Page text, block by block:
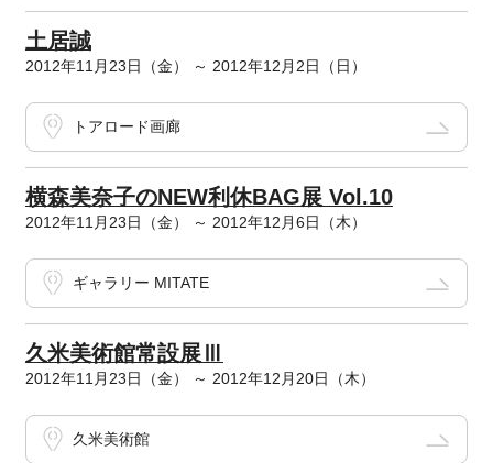
土居誠
2012年11月23日（金） ～ 2012年12月2日（日）
トアロード画廊
横森美奈子のNEW利休BAG展 Vol.10
2012年11月23日（金） ～ 2012年12月6日（木）
ギャラリー MITATE
久米美術館常設展Ⅲ
2012年11月23日（金） ～ 2012年12月20日（木）
久米美術館